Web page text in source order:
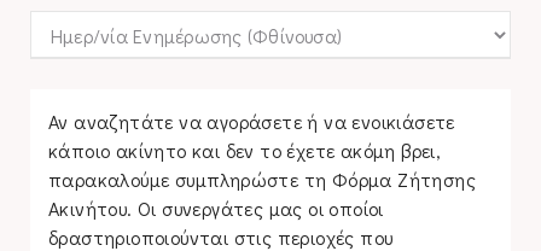
Αν αναζητάτε να αγοράσετε ή να ενοικιάσετε
κάποιο ακίνητο και δεν το έχετε ακόμη βρει,
παρακαλούμε συμπληρώστε τη Φόρμα Ζήτησης
Ακινήτου. Οι συνεργάτες μας οι οποίοι
δραστηριοποιούνται στις περιοχές που